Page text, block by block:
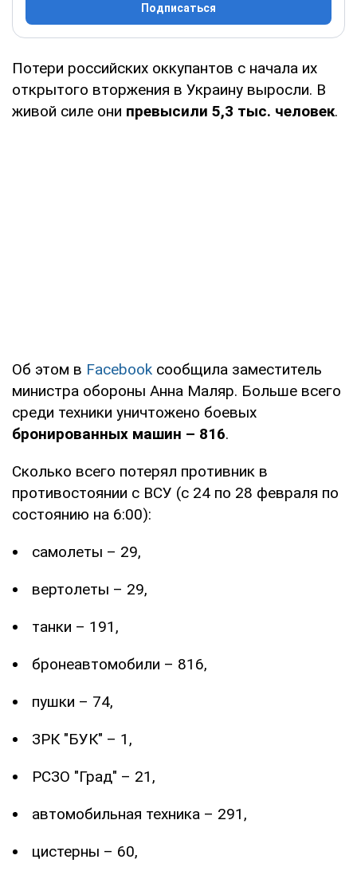
Подписаться
Потери российских оккупантов с начала их
открытого вторжения в Украину выросли. В
живой силе они превысили 5,3 тыс. человек.
Об этом в Facebook сообщила заместитель
министра обороны Анна Маляр. Больше всего
среди техники уничтожено боевых
бронированных машин – 816.
Сколько всего потерял противник в
противостоянии с ВСУ (с 24 по 28 февраля по
состоянию на 6:00):
самолеты – 29,
вертолеты – 29,
танки – 191,
бронеавтомобили – 816,
пушки – 74,
ЗРК "БУК" – 1,
РСЗО "Град" – 21,
автомобильная техника – 291,
цистерны – 60,